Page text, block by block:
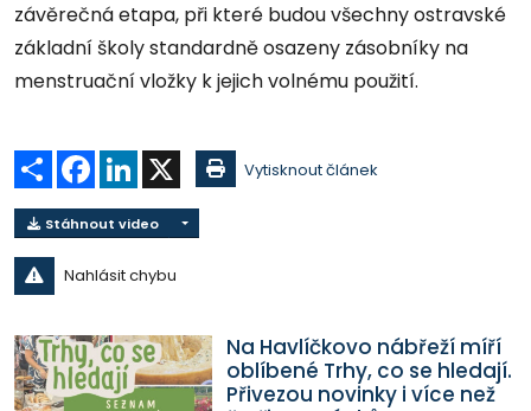
závěrečná etapa, při které budou všechny ostravské
základní školy standardně osazeny zásobníky na
menstruační vložky k jejich volnému použití.
Sdílet Facebook
LinkedIn Vytisknout článek
Stáhnout video
Nahlásit chybu
Na Havlíčkovo nábřeží míří
oblíbené Trhy, co se hledají.
Přivezou novinky i více než